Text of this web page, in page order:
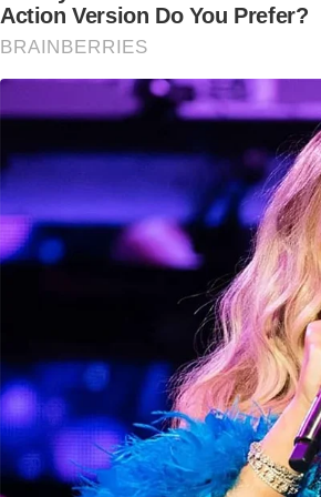
Action Version Do You Prefer?
BRAINBERRIES